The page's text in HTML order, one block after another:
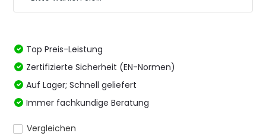
Top Preis-Leistung
Zertifizierte Sicherheit (EN-Normen)
Auf Lager; Schnell geliefert
Immer fachkundige Beratung
Vergleichen